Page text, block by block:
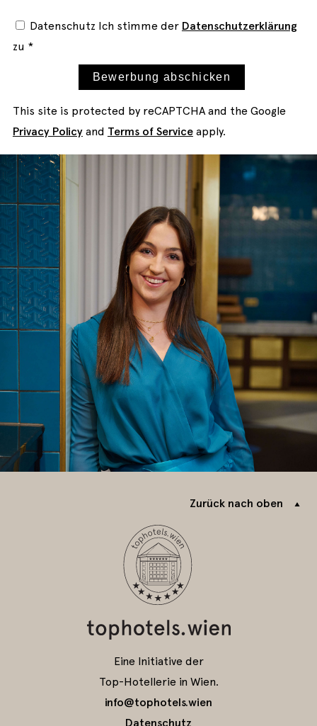
Datenschutz Ich stimme der Datenschutzerklärung
zu *
Bewerbung abschicken
This site is protected by reCAPTCHA and the Google
Privacy Policyand Terms of Serviceapply.
Zurück nach oben
Eine Initiative der
Top-Hotellerie in Wien.
info@tophotels.wien
Datenschutz